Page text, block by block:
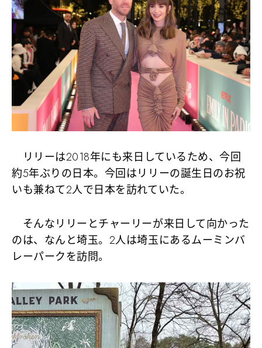
リリーは2018年にも来日しているため、今回
約5年ぶりの日本。今回はリリーの誕生日のお祝
いも兼ねて2人で日本を訪れていた。
そんなリリーとチャーリーが来日して向かった
のは、なんと埼玉。2人は埼玉にあるムーミンバ
レーパークを訪問。